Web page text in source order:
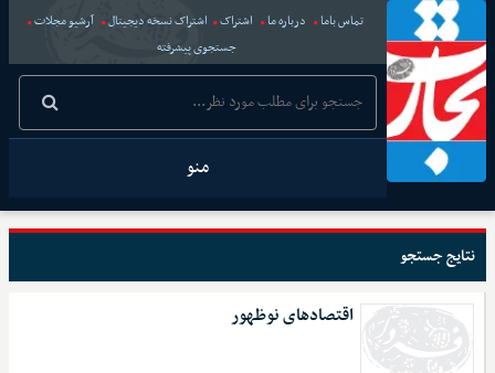
تماس باما درباره ما اشتراک اشتراک نسخه دیجیتال
آرشیو مجلات
جستجوی پیشرفته
منو
نتایج جستجو
اقتصاد‌‌های نوظهور